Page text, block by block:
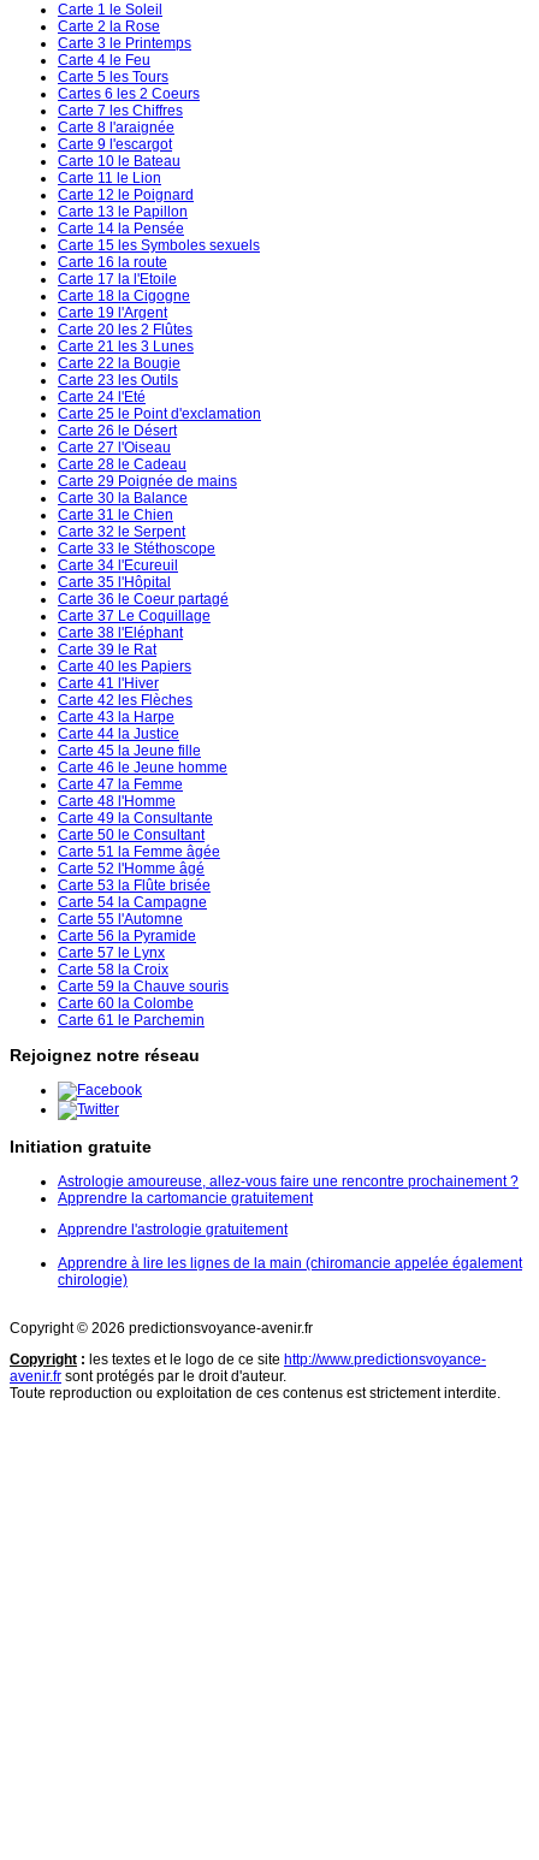
Carte 1 le Soleil
Carte 2 la Rose
Carte 3 le Printemps
Carte 4 le Feu
Carte 5 les Tours
Cartes 6 les 2 Coeurs
Carte 7 les Chiffres
Carte 8 l'araignée
Carte 9 l'escargot
Carte 10 le Bateau
Carte 11 le Lion
Carte 12 le Poignard
Carte 13 le Papillon
Carte 14 la Pensée
Carte 15 les Symboles sexuels
Carte 16 la route
Carte 17 la l'Etoile
Carte 18 la Cigogne
Carte 19 l'Argent
Carte 20 les 2 Flûtes
Carte 21 les 3 Lunes
Carte 22 la Bougie
Carte 23 les Outils
Carte 24 l'Eté
Carte 25 le Point d'exclamation
Carte 26 le Désert
Carte 27 l'Oiseau
Carte 28 le Cadeau
Carte 29 Poignée de mains
Carte 30 la Balance
Carte 31 le Chien
Carte 32 le Serpent
Carte 33 le Stéthoscope
Carte 34 l'Ecureuil
Carte 35 l'Hôpital
Carte 36 le Coeur partagé
Carte 37 Le Coquillage
Carte 38 l'Eléphant
Carte 39 le Rat
Carte 40 les Papiers
Carte 41 l'Hiver
Carte 42 les Flèches
Carte 43 la Harpe
Carte 44 la Justice
Carte 45 la Jeune fille
Carte 46 le Jeune homme
Carte 47 la Femme
Carte 48 l'Homme
Carte 49 la Consultante
Carte 50 le Consultant
Carte 51 la Femme âgée
Carte 52 l'Homme âgé
Carte 53 la Flûte brisée
Carte 54 la Campagne
Carte 55 l'Automne
Carte 56 la Pyramide
Carte 57 le Lynx
Carte 58 la Croix
Carte 59 la Chauve souris
Carte 60 la Colombe
Carte 61 le Parchemin
Rejoignez notre réseau
Initiation gratuite
Astrologie amoureuse, allez-vous faire une rencontre prochainement ?
Apprendre la cartomancie gratuitement
Apprendre l'astrologie gratuitement
Apprendre à lire les lignes de la main (chiromancie appelée également
chirologie)
Copyright © 2026 predictionsvoyance-avenir.fr
Copyright : les textes et le logo de ce site http://www.predictionsvoyance-
avenir.fr sont protégés par le droit d'auteur.
Toute reproduction ou exploitation de ces contenus est strictement interdite.